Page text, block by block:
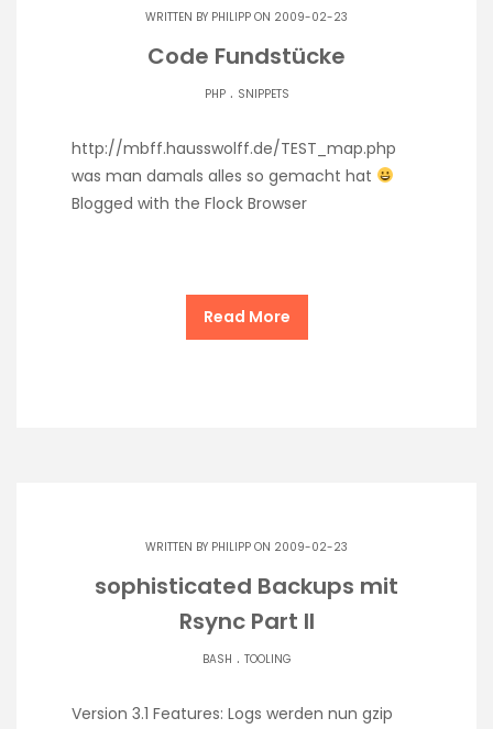
WRITTEN BY PHILIPP ON 2009-02-23
Code Fundstücke
PHP. SNIPPETS
http://mbff.hausswolff.de/TEST_map.php
was man damals alles so gemacht hat
Blogged with the Flock Browser
Read More
WRITTEN BY PHILIPP ON 2009-02-23
sophisticated Backups mit
Rsync Part II
BASH . TOOLING
Version 3.1 Features: Logs werden nun gzip